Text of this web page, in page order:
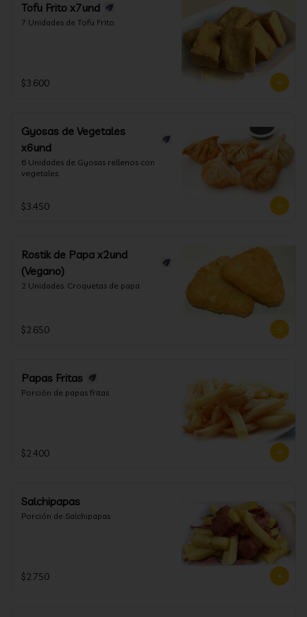
Tofu Frito x7und
7 Unidades de Tofu Frito.
$3.600
Gyosas de Vegetales
x6und
6 Unidades de Gyosas rellenos con
vegetales.
$3.450
Rostik de Papa x2und
(Vegano)
2 Unidades. Croquetas de papa
$2.650
Papas Fritas
Porción de papas fritas
$2.400
Salchipapas
Porción de Salchipapas
$2.750